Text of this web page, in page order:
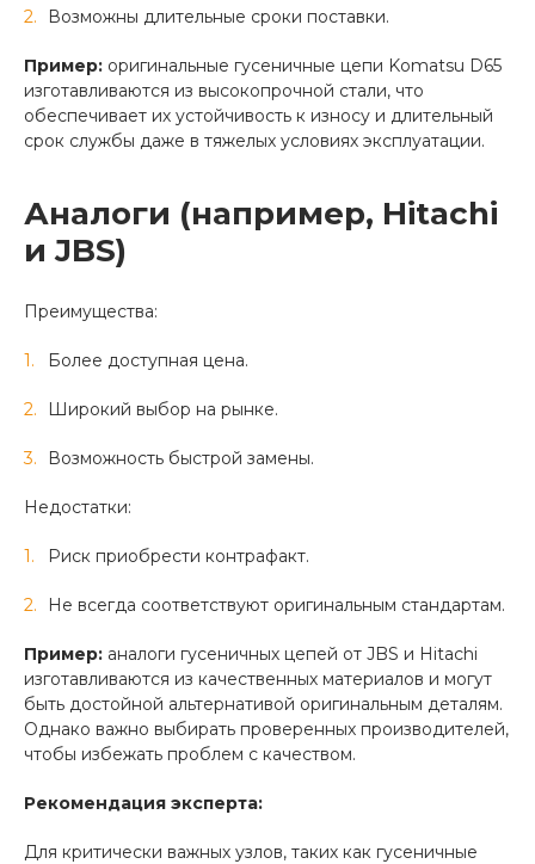
Возможны длительные сроки поставки.
Пример: оригинальные гусеничные цепи Komatsu D65
изготавливаются из высокопрочной стали, что
обеспечивает их устойчивость к износу и длительный
срок службы даже в тяжелых условиях эксплуатации.
Аналоги (например, Hitachi
и JBS)
Преимущества:
Более доступная цена.
Широкий выбор на рынке.
Возможность быстрой замены.
Недостатки:
Риск приобрести контрафакт.
Не всегда соответствуют оригинальным стандартам.
Пример: аналоги гусеничных цепей от JBS и Hitachi
изготавливаются из качественных материалов и могут
быть достойной альтернативой оригинальным деталям.
Однако важно выбирать проверенных производителей,
чтобы избежать проблем с качеством.
Рекомендация эксперта:
Для критически важных узлов, таких как гусеничные